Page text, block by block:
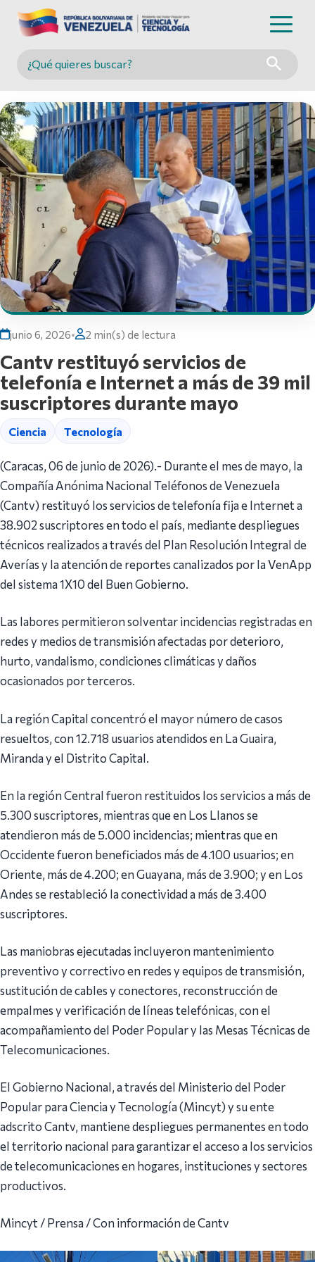
Buscar en MINCYT
junio 6, 2026• 2 min(s) de lectura
Cantv restituyó servicios de
telefonía e Internet a más de 39 mil
suscriptores durante mayo
Ciencia Tecnología
(Caracas, 06 de junio de 2026).- Durante el mes de mayo, la
Compañía Anónima Nacional Teléfonos de Venezuela
(Cantv) restituyó los servicios de telefonía fija e Internet a
38.902 suscriptores en todo el país, mediante despliegues
técnicos realizados a través del Plan Resolución Integral de
Averías y la atención de reportes canalizados por la VenApp
del sistema 1X10 del Buen Gobierno.
Las labores permitieron solventar incidencias registradas en
redes y medios de transmisión afectadas por deterioro,
hurto, vandalismo, condiciones climáticas y daños
ocasionados por terceros.
La región Capital concentró el mayor número de casos
resueltos, con 12.718 usuarios atendidos en La Guaira,
Miranda y el Distrito Capital.
En la región Central fueron restituidos los servicios a más de
5.300 suscriptores, mientras que en Los Llanos se
atendieron más de 5.000 incidencias; mientras que en
Occidente fueron beneficiados más de 4.100 usuarios; en
Oriente, más de 4.200; en Guayana, más de 3.900; y en Los
Andes se restableció la conectividad a más de 3.400
suscriptores.
Las maniobras ejecutadas incluyeron mantenimiento
preventivo y correctivo en redes y equipos de transmisión,
sustitución de cables y conectores, reconstrucción de
empalmes y verificación de líneas telefónicas, con el
acompañamiento del Poder Popular y las Mesas Técnicas de
Telecomunicaciones.
El Gobierno Nacional, a través del Ministerio del Poder
Popular para Ciencia y Tecnología (Mincyt) y su ente
adscrito Cantv, mantiene despliegues permanentes en todo
el territorio nacional para garantizar el acceso a los servicios
de telecomunicaciones en hogares, instituciones y sectores
productivos.
Mincyt / Prensa / Con información de Cantv